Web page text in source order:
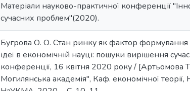
Матеріали науково-практичної конференції
сучасних проблем"(2020).
Бугрова О. О. Стан ринку як фактор формування
ідеї в економічній науці: пошуки вирішення
конференції, 16 квітня 2020 року /
Могилянська академія", Каф. економічної